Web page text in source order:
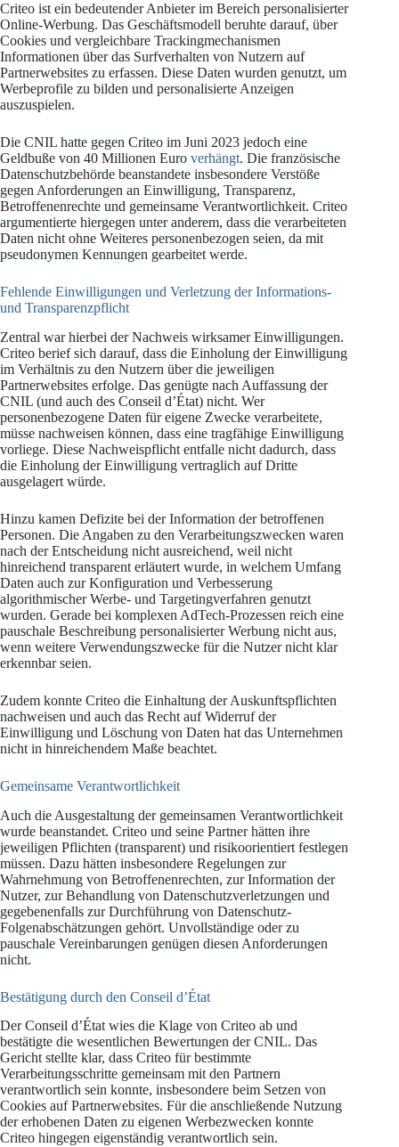
Criteo ist ein bedeutender Anbieter im Bereich personalisierter
Online-Werbung. Das Geschäftsmodell beruhte darauf, über
Cookies und vergleichbare Trackingmechanismen
Informationen über das Surfverhalten von Nutzern auf
Partnerwebsites zu erfassen. Diese Daten wurden genutzt, um
Werbeprofile zu bilden und personalisierte Anzeigen
auszuspielen.
Die CNIL hatte gegen Criteo im Juni 2023 jedoch eine
Geldbuße von 40 Millionen Euro verhängt. Die französische
Datenschutzbehörde beanstandete insbesondere Verstöße
gegen Anforderungen an Einwilligung, Transparenz,
Betroffenenrechte und gemeinsame Verantwortlichkeit. Criteo
argumentierte hiergegen unter anderem, dass die verarbeiteten
Daten nicht ohne Weiteres personenbezogen seien, da mit
pseudonymen Kennungen gearbeitet werde.
Fehlende Einwilligungen und Verletzung der Informations-
und Transparenzpflicht
Zentral war hierbei der Nachweis wirksamer Einwilligungen.
Criteo berief sich darauf, dass die Einholung der Einwilligung
im Verhältnis zu den Nutzern über die jeweiligen
Partnerwebsites erfolge. Das genügte nach Auffassung der
CNIL (und auch des Conseil d’État) nicht. Wer
personenbezogene Daten für eigene Zwecke verarbeitete,
müsse nachweisen können, dass eine tragfähige Einwilligung
vorliege. Diese Nachweispflicht entfalle nicht dadurch, dass
die Einholung der Einwilligung vertraglich auf Dritte
ausgelagert würde.
Hinzu kamen Defizite bei der Information der betroffenen
Personen. Die Angaben zu den Verarbeitungszwecken waren
nach der Entscheidung nicht ausreichend, weil nicht
hinreichend transparent erläutert wurde, in welchem Umfang
Daten auch zur Konfiguration und Verbesserung
algorithmischer Werbe- und Targetingverfahren genutzt
wurden. Gerade bei komplexen AdTech-Prozessen reich eine
pauschale Beschreibung personalisierter Werbung nicht aus,
wenn weitere Verwendungszwecke für die Nutzer nicht klar
erkennbar seien.
Zudem konnte Criteo die Einhaltung der Auskunftspflichten
nachweisen und auch das Recht auf Widerruf der
Einwilligung und Löschung von Daten hat das Unternehmen
nicht in hinreichendem Maße beachtet.
Gemeinsame Verantwortlichkeit
Auch die Ausgestaltung der gemeinsamen Verantwortlichkeit
wurde beanstandet. Criteo und seine Partner hätten ihre
jeweiligen Pflichten (transparent) und risikoorientiert festlegen
müssen. Dazu hätten insbesondere Regelungen zur
Wahrnehmung von Betroffenenrechten, zur Information der
Nutzer, zur Behandlung von Datenschutzverletzungen und
gegebenenfalls zur Durchführung von Datenschutz-
Folgenabschätzungen gehört. Unvollständige oder zu
pauschale Vereinbarungen genügen diesen Anforderungen
nicht.
Bestätigung durch den Conseil d’État
Der Conseil d’État wies die Klage von Criteo ab und
bestätigte die wesentlichen Bewertungen der CNIL. Das
Gericht stellte klar, dass Criteo für bestimmte
Verarbeitungsschritte gemeinsam mit den Partnern
verantwortlich sein konnte, insbesondere beim Setzen von
Cookies auf Partnerwebsites. Für die anschließende Nutzung
der erhobenen Daten zu eigenen Werbezwecken konnte
Criteo hingegen eigenständig verantwortlich sein.